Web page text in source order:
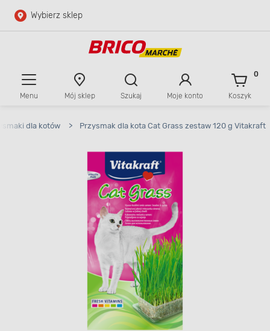
Przejdź do głównej zawartości
Wybierz sklep
Menu Mój sklep Szukaj Moje konto Koszyk
0
dla kotów > Przysmak dla kota Cat Grass zestaw 120 g Vitakraft